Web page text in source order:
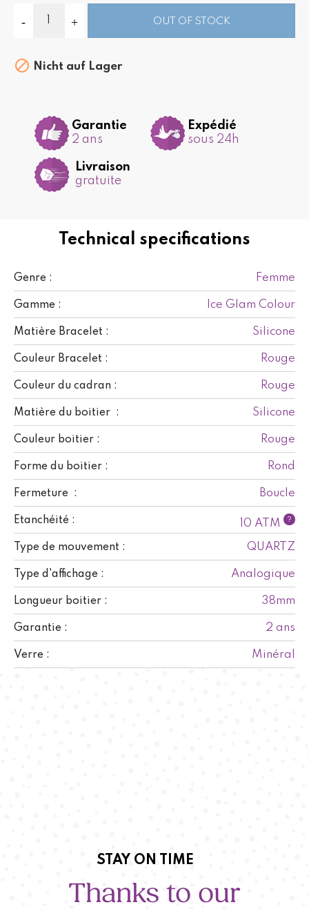
Technical specifications
Genre : Femme
Gamme : Ice Glam Colour
Matière Bracelet : Silicone
Couleur Bracelet : Rouge
Couleur du cadran : Rouge
Matière du boitier : Silicone
Couleur boitier : Rouge
Forme du boitier : Rond
Fermeture : Boucle
Etanchéité : 10 ATM ?
Type de mouvement : QUARTZ
Type d'affichage : Analogique
Longueur boitier : 38mm
Garantie : 2 ans
Verre : Minéral
OUT OF STOCK
 Nicht auf Lager
Garantie
2 ans
Expédié
sous 24h
Livraison
gratuite
STAY ON TIME
Thanks to our